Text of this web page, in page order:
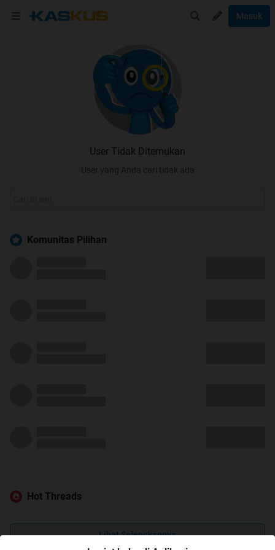
Masuk
User Tidak Ditemukan
User yang Anda cari tidak ada
Komunitas Pilihan
Hot Threads
Lihat Selengkapnya